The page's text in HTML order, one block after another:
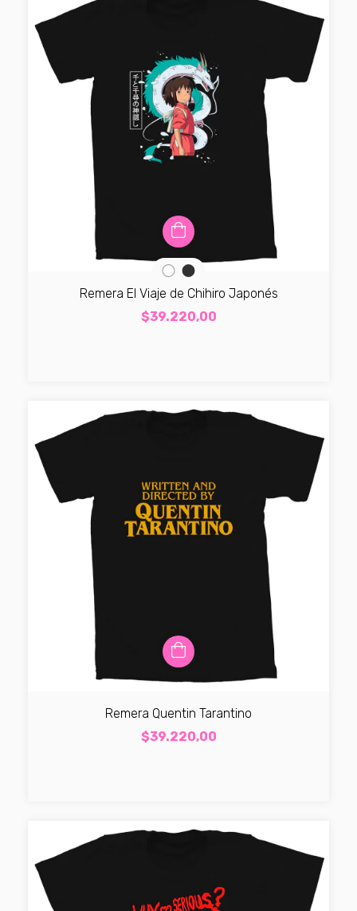
Remera El Viaje de Chihiro Japonés
$39.220,00
Remera Quentin Tarantino
$39.220,00